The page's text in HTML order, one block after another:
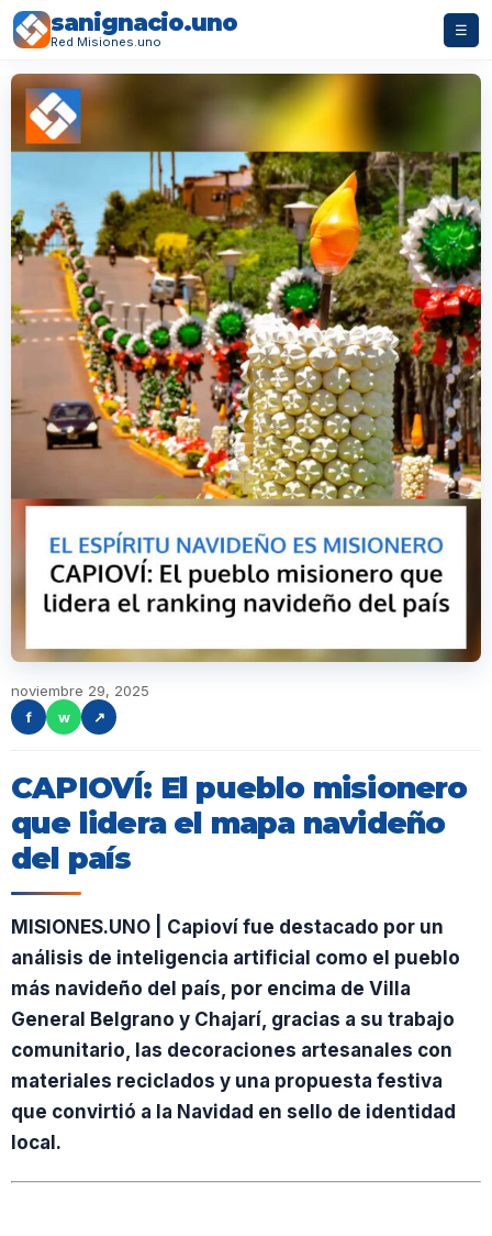
sanignacio.uno
Red Misiones.uno
☰
noviembre 29, 2025
f
w ↗
CAPIOVÍ: El pueblo misionero
que lidera el mapa navideño
del país
MISIONES.UNO | Capioví fue destacado por un
análisis de inteligencia artificial como el pueblo
más navideño del país, por encima de Villa
General Belgrano y Chajarí, gracias a su trabajo
comunitario, las decoraciones artesanales con
materiales reciclados y una propuesta festiva
que convirtió a la Navidad en sello de identidad
local.